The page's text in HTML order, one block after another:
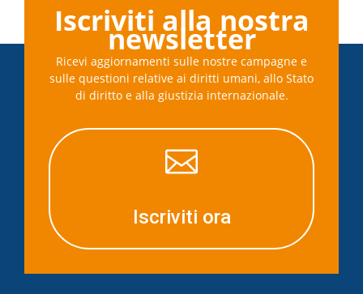
Iscriviti alla nostra
newsletter
Ricevi aggiornamenti sulle nostre campagne e
sulle questioni relative ai diritti umani, allo Stato
di diritto e alla giustizia internazionale.

Iscriviti ora